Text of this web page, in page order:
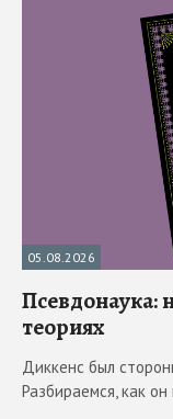
05.08.2026
Псевдонаука:
теориях
Диккенс был
Разбираемся, как